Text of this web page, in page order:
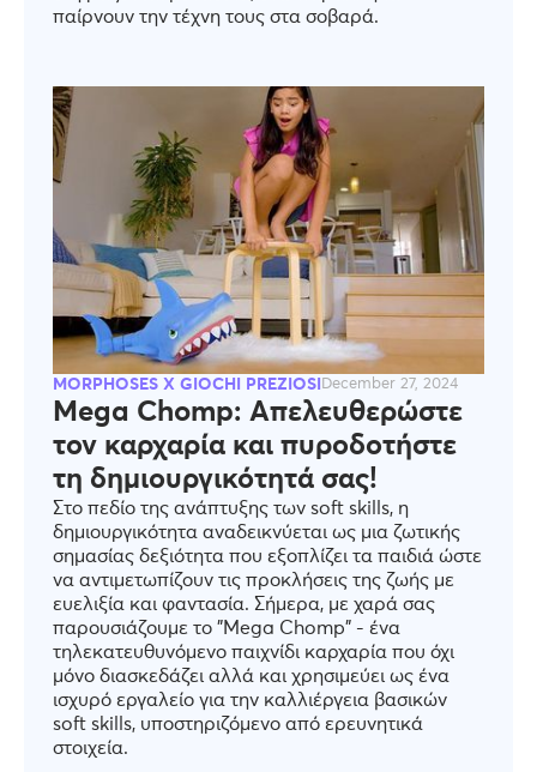
παίρνουν την τέχνη τους στα σοβαρά.
MORPHOSES X GIOCHI PREZIOSI December 27, 2024
Mega Chomp: Απελευθερώστε
τον καρχαρία και πυροδοτήστε
τη δημιουργικότητά σας!
Στο πεδίο της ανάπτυξης των soft skills, η
δημιουργικότητα αναδεικνύεται ως μια ζωτικής
σημασίας δεξιότητα που εξοπλίζει τα παιδιά ώστε
να αντιμετωπίζουν τις προκλήσεις της ζωής με
ευελιξία και φαντασία. Σήμερα, με χαρά σας
παρουσιάζουμε το "Mega Chomp" - ένα
τηλεκατευθυνόμενο παιχνίδι καρχαρία που όχι
μόνο διασκεδάζει αλλά και χρησιμεύει ως ένα
ισχυρό εργαλείο για την καλλιέργεια βασικών
soft skills, υποστηριζόμενο από ερευνητικά
στοιχεία.